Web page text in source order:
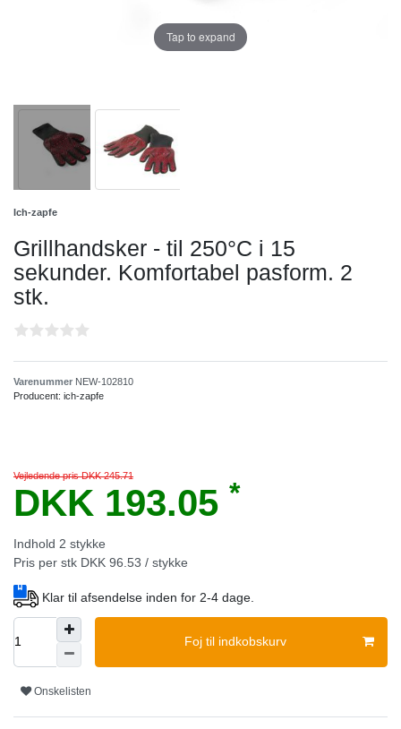
Tap to expand
Ich-zapfe
Grillhandsker - til 250°C i 15
sekunder. Komfortabel pasform. 2
stk.
Varenummer NEW-102810
Producent: ich-zapfe
Vejledende pris DKK 245.71
DKK 193.05 *
Indhold 2 stykke
Pris per stk DKK 96.53 / stykke
Klar til afsendelse inden for 2-4 dage.
Foj til indkobskurv
Onskelisten